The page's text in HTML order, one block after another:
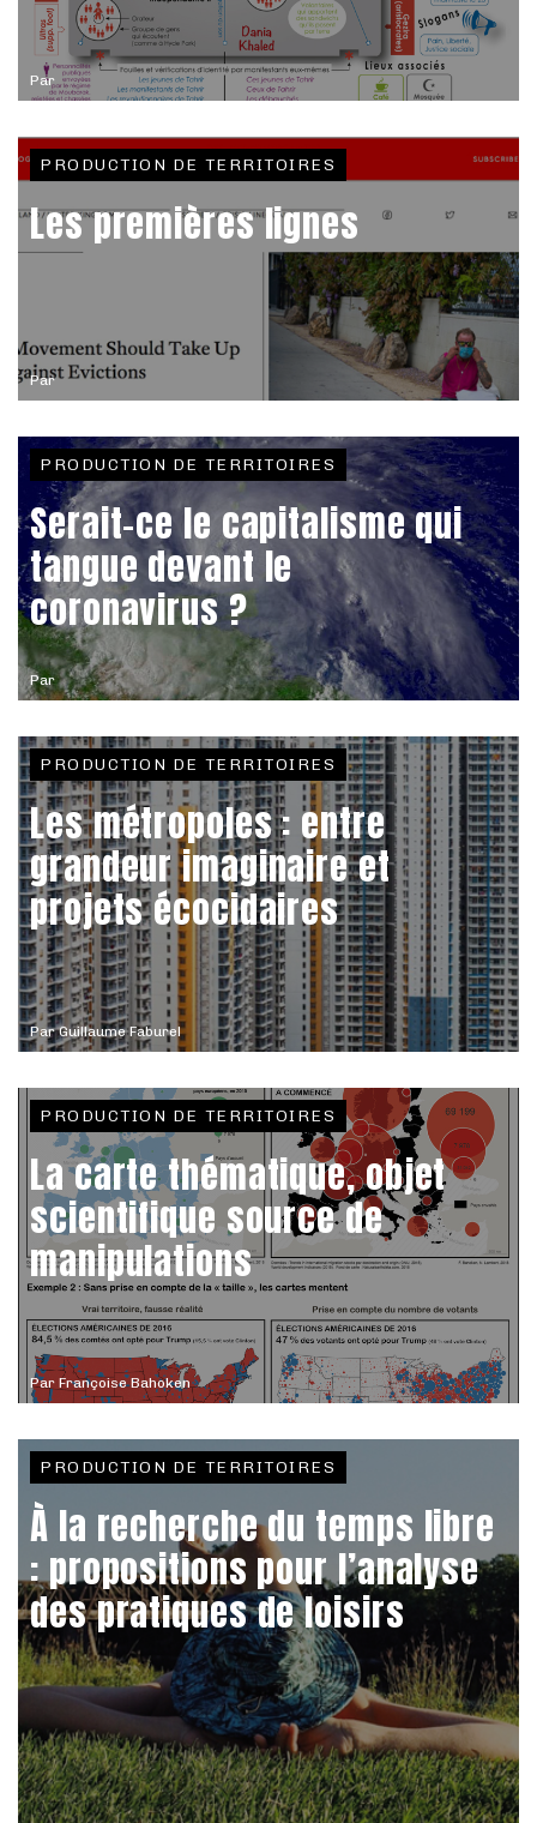
Par
Par
PRODUCTION DE TERRITOIRES
Les premières lignes
Par
PRODUCTION DE TERRITOIRES
Serait-ce le capitalisme qui
tangue devant le
coronavirus ?
ParGuillaume Faburel
PRODUCTION DE TERRITOIRES
Les métropoles : entre
grandeur imaginaire et
projets écocidaires
Par Françoise Bahoken
PRODUCTION DE TERRITOIRES
La carte thématique, objet
scientifique source de
manipulations
PRODUCTION DE TERRITOIRES
À la recherche du temps libre
: propositions pour l’analyse
des pratiques de loisirs